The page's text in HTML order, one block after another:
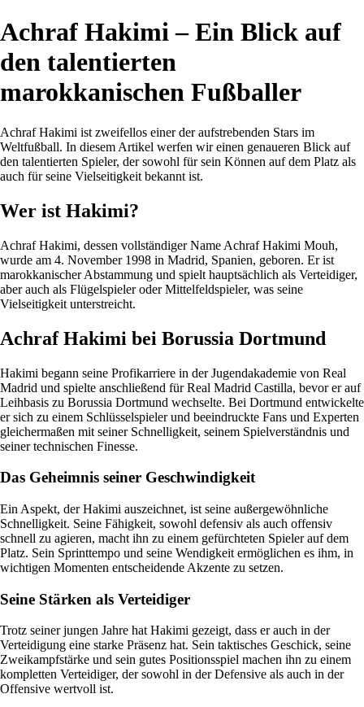
Achraf Hakimi – Ein Blick auf
den talentierten
marokkanischen Fußballer
Achraf Hakimi ist zweifellos einer der aufstrebenden Stars im
Weltfußball. In diesem Artikel werfen wir einen genaueren Blick auf
den talentierten Spieler, der sowohl für sein Können auf dem Platz als
auch für seine Vielseitigkeit bekannt ist.
Wer ist Hakimi?
Achraf Hakimi, dessen vollständiger Name Achraf Hakimi Mouh,
wurde am 4. November 1998 in Madrid, Spanien, geboren. Er ist
marokkanischer Abstammung und spielt hauptsächlich als Verteidiger,
aber auch als Flügelspieler oder Mittelfeldspieler, was seine
Vielseitigkeit unterstreicht.
Achraf Hakimi bei Borussia Dortmund
Hakimi begann seine Profikarriere in der Jugendakademie von Real
Madrid und spielte anschließend für Real Madrid Castilla, bevor er auf
Leihbasis zu Borussia Dortmund wechselte. Bei Dortmund entwickelte
er sich zu einem Schlüsselspieler und beeindruckte Fans und Experten
gleichermaßen mit seiner Schnelligkeit, seinem Spielverständnis und
seiner technischen Finesse.
Das Geheimnis seiner Geschwindigkeit
Ein Aspekt, der Hakimi auszeichnet, ist seine außergewöhnliche
Schnelligkeit. Seine Fähigkeit, sowohl defensiv als auch offensiv
schnell zu agieren, macht ihn zu einem gefürchteten Spieler auf dem
Platz. Sein Sprinttempo und seine Wendigkeit ermöglichen es ihm, in
wichtigen Momenten entscheidende Akzente zu setzen.
Seine Stärken als Verteidiger
Trotz seiner jungen Jahre hat Hakimi gezeigt, dass er auch in der
Verteidigung eine starke Präsenz hat. Sein taktisches Geschick, seine
Zweikampfstärke und sein gutes Positionsspiel machen ihn zu einem
kompletten Verteidiger, der sowohl in der Defensive als auch in der
Offensive wertvoll ist.